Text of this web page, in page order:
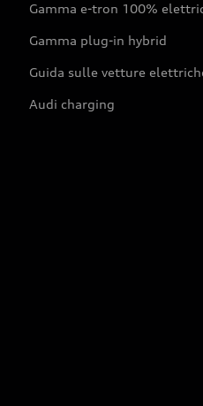
Gamma e-tron 100%
Gamma plug-in hybrid
Guida sulle vetture
Audi charging